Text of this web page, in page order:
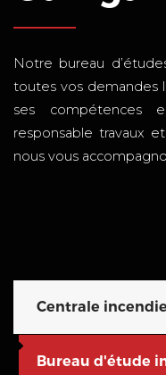
Notre bureau
toutes vos demandes
ses compétences
responsable travaux
nous vous
Centrale incendie
Bureau d'étude